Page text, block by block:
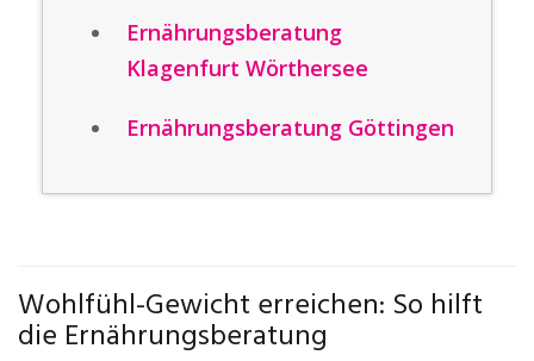
Ernährungsberatung
Klagenfurt Wörthersee
Ernährungsberatung Göttingen
Wohlfühl-Gewicht erreichen: So hilft
die Ernährungsberatung